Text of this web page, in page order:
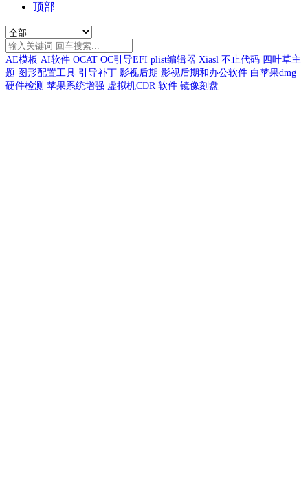
顶部
AE模板 AI软件 OCAT OC引导EFI plist编辑器 Xiasl 不止代码 四叶草主
题 图形配置工具 引导补丁 影视后期 影视后期和办公软件 白苹果dmg
硬件检测 苹果系统增强 虚拟机CDR 软件 镜像刻盘